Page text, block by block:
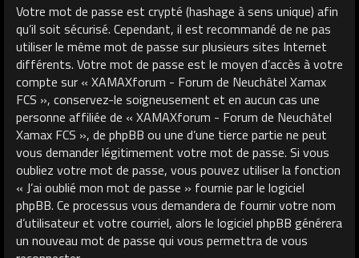
Votre mot de passe est crypté (hashage à sens unique) afin
qu’il soit sécurisé. Cependant, il est recommandé de ne pas
utiliser le même mot de passe sur plusieurs sites Internet
différents. Votre mot de passe est le moyen d’accès à votre
compte sur « XAMAXforum - Forum de Neuchâtel Xamax
FCS », conservez-le soigneusement et en aucun cas une
personne affiliée de « XAMAXforum - Forum de Neuchâtel
Xamax FCS », de phpBB ou une d’une tierce partie ne peut
vous demander légitimement votre mot de passe. Si vous
oubliez votre mot de passe, vous pouvez utiliser la fonction
« J’ai oublié mon mot de passe » fournie par le logiciel
phpBB. Ce processus vous demandera de fournir votre nom
d’utilisateur et votre courriel, alors le logiciel phpBB générera
un nouveau mot de passe qui vous permettra de vous